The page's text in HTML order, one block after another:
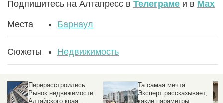
Подпишитесь на Алтапресс в Телеграме и в Max
Места Барнаул
Сюжеты Недвижимость
Зубы же сами себе не
лечим. Агент по
недвижимости — о
Перерасстроились.
Рынок недвижимости
Алтайского края